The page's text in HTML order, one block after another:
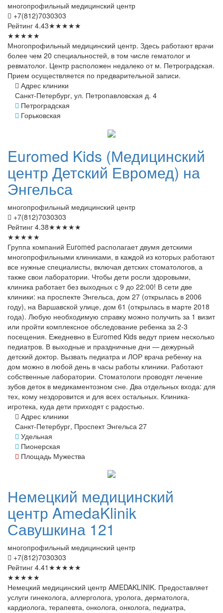
многопрофильный медицинский центр
+7(812)7030303
Рейтинг 4.43★★★★★
★★★★★
Многопрофильный медицинский центр. Здесь работают врачи
более чем 20 специальностей, в том числе гематолог и
ревматолог. Центр расположен недалеко от м. Петроградская.
Прием осуществляется по предварительной записи.
Адрес клиники
Санкт-Петербург, ул. Петропавловская д. 4
Петроградская
Горьковская
Euromed Kids (Медицинский
центр Детский Евромед) на
Энгельса
многопрофильный медицинский центр
+7(812)7030303
Рейтинг 4.38★★★★★
★★★★★
Группа компаний Euromed располагает двумя детскими
многопрофильными клиниками, в каждой из которых работают
все нужные специалисты, включая детских стоматологов, а
также свои лаборатории. Чтобы дети росли здоровыми,
клиника работает без выходных с 9 до 22:00! В сети две
клиники: на проспекте Энгельса, дом 27 (открылась в 2006
году), на Варшавской улице, дом 61 (открылась в марте 2018
года). Любую необходимую справку можно получить за 1 визит
или пройти комплексное обследование ребенка за 2-3
посещения. Ежедневно в Euromed Kids ведут прием несколько
педиатров. В выходные и праздничные дни — дежурный
детский доктор. Вызвать педиатра и ЛОР врача ребенку на
дом можно в любой день в часы работы клиники. Работают
собственные лаборатории. Стоматологи проводят лечение
зубов деток в медикаментозном сне. Два отдельных входа: для
тех, кому нездоровится и для всех остальных. Клиника-
игротека, куда дети приходят с радостью.
Адрес клиники
Санкт-Петербург, Проспект Энгельса 27
Удельная
Пионерская
Площадь Мужества
Немецкий медицинский
центр AmedaKlinik
Савушкина 121
многопрофильный медицинский центр
+7(812)7030303
Рейтинг 4.41 ★★★★★
★★★★★
Немецкий медицинский центр AMEDAKLINIK. Предоставляет
услуги гинеколога, аллерголога, уролога, дерматолога,
кардиолога, терапевта, онколога, онколога, педиатра,